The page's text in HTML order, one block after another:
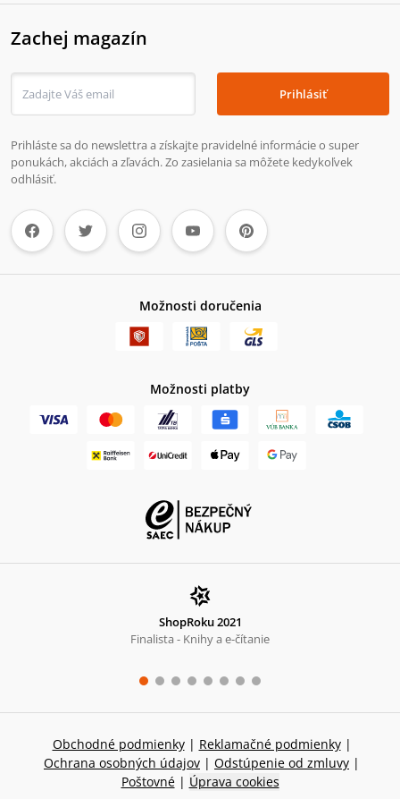
Zachej magazín
Prihlásiť
Prihláste sa do newslettra a získajte pravidelné informácie o super
ponukách, akciách a zľavách. Zo zasielania sa môžete kedykoľvek
odhlásiť.
Možnosti doručenia
Možnosti platby
ShopRoku 2021
Finalista - Knihy a e-čítanie
Obchodné podmienky | Reklamačné podmienky |
Ochrana osobných údajov | Odstúpenie od zmluvy |
Poštovné | Úprava cookies